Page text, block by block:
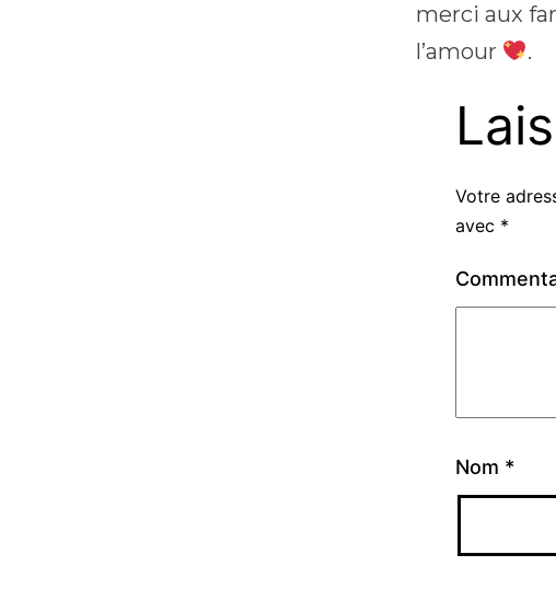
merci aux
l’amour
.
Votre
avec *
Nom *